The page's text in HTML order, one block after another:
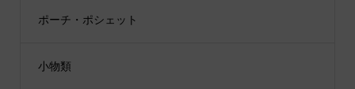
ポーチ・ポシェット
小物類